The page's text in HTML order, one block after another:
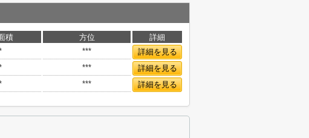
積 方位
詳細
***
詳細を見る
***
詳細を見る
*** 詳細を見る